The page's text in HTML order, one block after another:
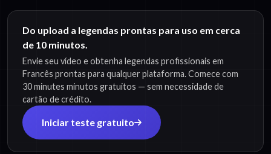
Do upload a legendas prontas para uso em cerca
de 10 minutos.
Envie seu vídeo e obtenha legendas profissionais em
Francês prontas para qualquer plataforma. Comece com
30 minutes minutos gratuitos — sem necessidade de
cartão de crédito.
Iniciar teste gratuito